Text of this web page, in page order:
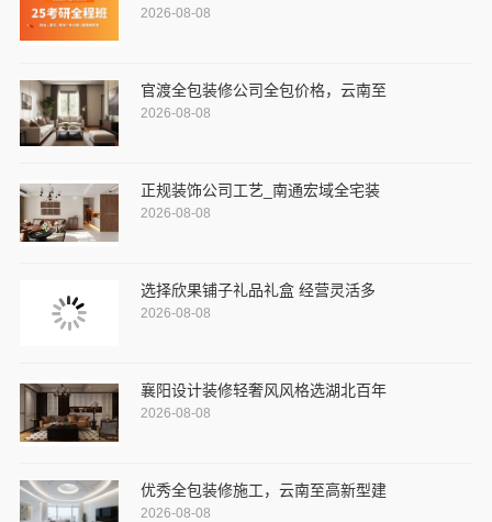
2026-08-08
官渡全包装修公司全包价格，云南至
2026-08-08
正规装饰公司工艺_南通宏域全宅装
2026-08-08
选择欣果铺子礼品礼盒 经营灵活多
2026-08-08
襄阳设计装修轻奢风风格选湖北百年
2026-08-08
优秀全包装修施工，云南至高新型建
2026-08-08